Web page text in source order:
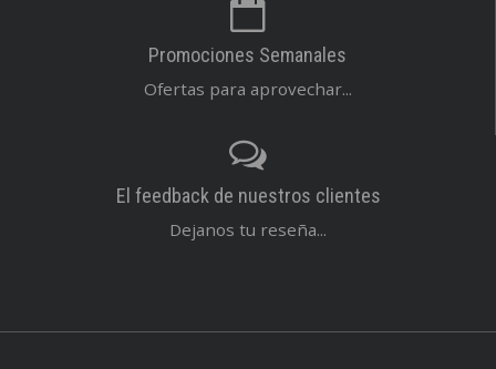
Promociones Semanales
Ofertas para aprovechar...
El feedback de nuestros clientes
Dejanos tu reseña...